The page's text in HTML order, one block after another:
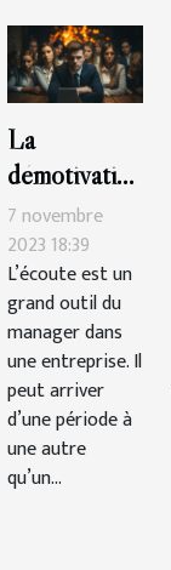
La
démotivation
du
personnel :
comment la
gérer ?
7 novembre
2023 18:39
L’écoute est un
grand outil du
manager dans
une entreprise. Il
peut arriver
d’une période à
une autre
qu’un...